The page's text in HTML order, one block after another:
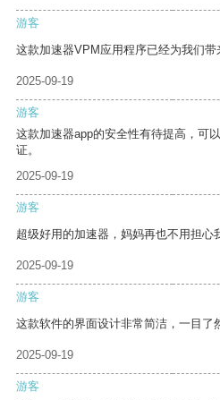
游客
这款加速器VPM应用程序已经为我们带
2025-09-19
游客
这款加速器app的安全性有待提高，可
证。
2025-09-19
游客
超级好用的加速器，妈妈再也不用担心
2025-09-19
游客
这款软件的界面设计非常简洁，一目了
2025-09-19
游客